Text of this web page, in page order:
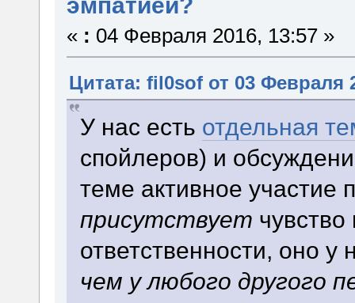
« : 04 Февраля 2016, 13:57 »
Цитата: fil0sof от 03 Февраля
У нас есть отдельная
спойлеров) и
теме активное участие
присутствует
ответственности, оно у
чем у любого другого